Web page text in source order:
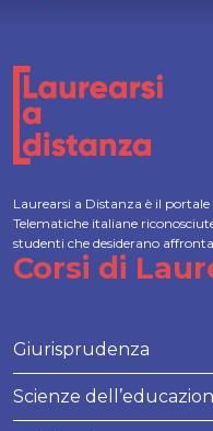
Laurearsi a Distanza è il
Telematiche italiane
studenti che desiderano
Corsi di
Giurisprudenza
Scienze